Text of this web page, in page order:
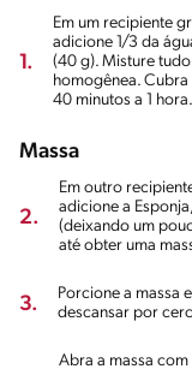
1.
Em um recipiente
adicione 1/3 da
(40 g). Misture
homogênea.
40 minutos a 1 hora.
Massa
2.
Em outro
adicione a
(deixando um
até obter uma
3.
Porcione a massa
descansar por
Abra a massa